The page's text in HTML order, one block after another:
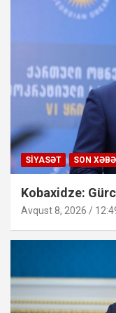
SIYASƏT SON
Kobaxidze:
Avqust 8, 2026 /